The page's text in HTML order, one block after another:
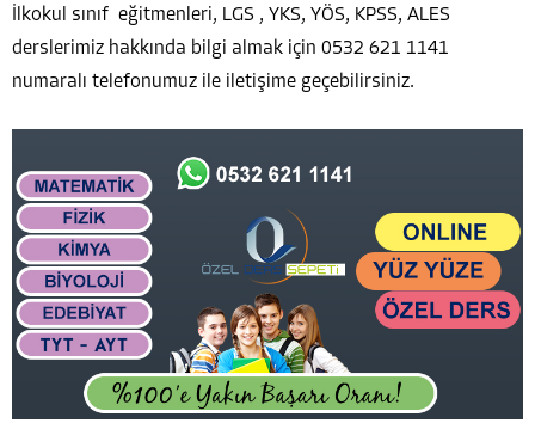
İlkokul sınıf eğitmenleri, LGS , YKS, YÖS, KPSS, ALES
derslerimiz hakkında bilgi almak için 0532 621 1141
numaralı telefonumuz ile iletişime geçebilirsiniz.